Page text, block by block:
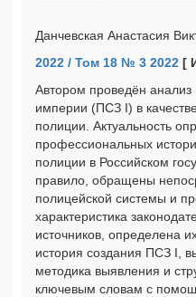
Данчевская Анастасия
2022 / Том 18 № 3 2022 [
Автором проведён анализ
империи (ПСЗ I) в
полиции. Актуальность
профессиональных
полиции в Российском
правило, обращены
полицейской системы и
характеристика
источников, определена
история создания ПСЗ I,
методика выявления и
ключевым словам с